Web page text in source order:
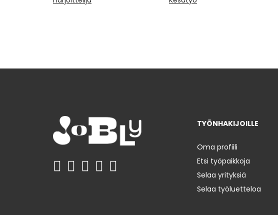
TYÖNHAKIJOILLE
Oma profiili
Etsi työpaikkoja
Selaa yrityksiä
Selaa työluetteloa